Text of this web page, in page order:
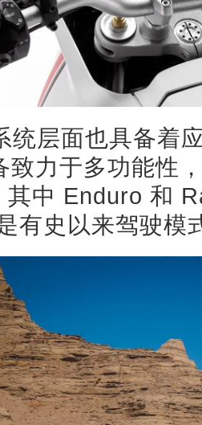
统层面也具备着
致力于多功能性
其中 Enduro 和
有史以来驾驶模